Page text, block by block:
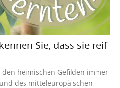
Sie, dass sie reif
heimischen Gefilden immer
des mitteleuropäischen